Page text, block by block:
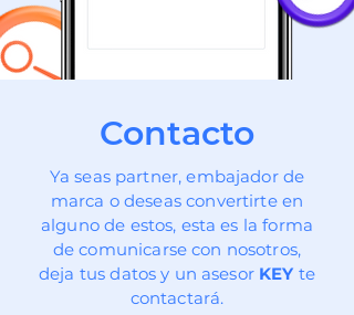
Contacto
Ya seas partner, embajador de
marca o deseasconvertirteen
alguno de estos, esta es la forma
de comunicarse con nosotros,
deja tus datos y un asesor KEY te
contactará.